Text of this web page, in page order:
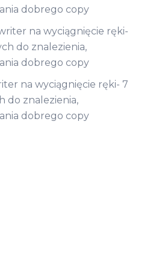
dobrego copy
na wyciągnięcie ręki-
do znalezienia,
dobrego copy
na wyciągnięcie ręki- 7
do znalezienia,
dobrego copy